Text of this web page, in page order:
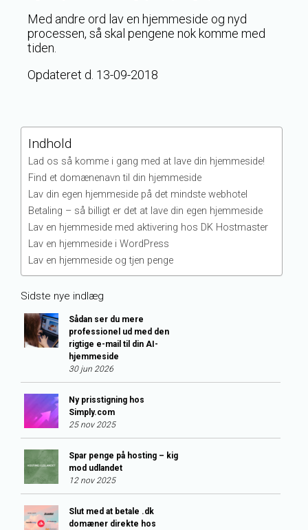
Med andre ord lav en hjemmeside og nyd
processen, så skal pengene nok komme med
tiden.
Opdateret d. 13-09-2018
Indhold
Lad os så komme i gang med at lave din hjemmeside!
Find et domænenavn til din hjemmeside
Lav din egen hjemmeside på det mindste webhotel
Betaling – så billigt er det at lave din egen hjemmeside
Lav en hjemmeside med aktivering hos DK Hostmaster
Lav en hjemmeside i WordPress
Lav en hjemmeside og tjen penge
Sidste nye indlæg
Sådan ser du mere
professionel ud med den
rigtige e-mail til din AI-
hjemmeside
30 jun 2026
Ny prisstigning hos
Simply.com
25 nov 2025
Spar penge på hosting – kig
mod udlandet
12 nov 2025
Slut med at betale .dk
domæner direkte hos